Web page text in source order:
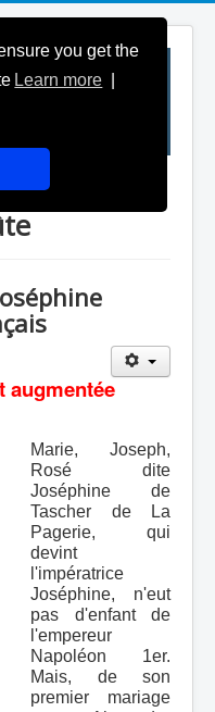
you get the
Learn more
& la
augmentée
Marie, Joseph,
Rosé dite
Joséphine de
Tascher de La
Pagerie, qui
devint
l'impératrice
Joséphine, n'eut
pas d'enfant de
l'empereur
Napoléon 1er.
Mais, de son
premier mariage